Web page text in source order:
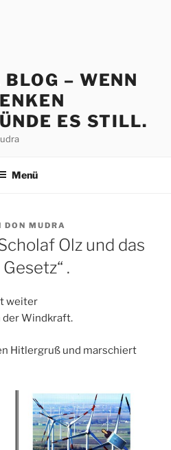
– WENN
ES STILL.
Menü
DON MUDRA
Olz und das
.
weiter
Windkraft.
Hitlergruß und marschiert